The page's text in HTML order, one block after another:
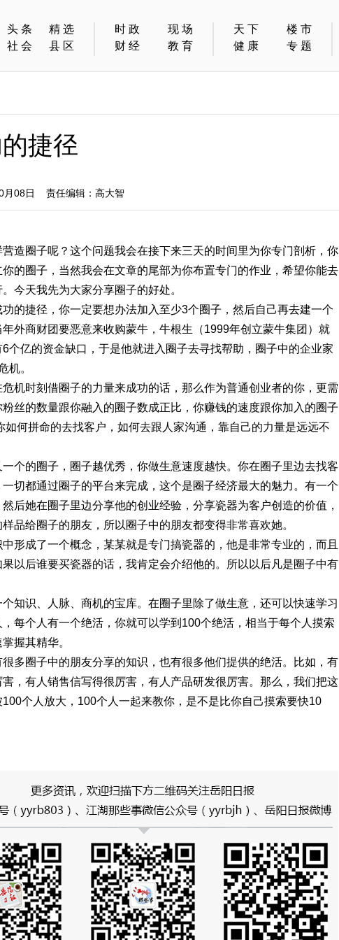
头条
精选
社会
县区
时政
现场
财经
教育
天下
楼市
健康
专题
捷径
08日 责任编辑：高大智
造圈子呢？这个问题我会在接下来三天的时间里为你专门剖析，你
的圈子，当然我会在文章的尾部为你布置专门的作业，希望你能去
今天我先为大家分享圈子的好处。
的捷径，你一定要想办法加入至少3个圈子，然后自己再去建一个
外商财团要恶意来收购蒙牛，牛根生（1999年创立蒙牛集团）就
个亿的资金缺口，于是他就进入圈子去寻找帮助，圈子中的企业家
机。
机时刻借圈子的力量来成功的话，那么作为普通创业者的你，更需
丝的数量跟你融入的圈子数成正比，你赚钱的速度跟你加入的圈子
何拼命的去找客户，如何去跟人家沟通，靠自己的力量是远远不
个的圈子，圈子越优秀，你做生意速度越快。你在圈子里边去找客
切都通过圈子的平台来完成，这个是圈子经济最大的魅力。有一个
后她在圈子里边分享他的创业经验，分享瓷器为客户创造的价值，
品给圈子的朋友，所以圈子中的朋友都变得非常喜欢她。
形成了一个概念，某某就是专门搞瓷器的，他是非常专业的，而且
以后谁要买瓷器的话，我肯定会介绍他的。所以以后凡是圈子中有
知识、人脉、商机的宝库。在圈子里除了做生意，还可以快速学习
每个人有一个绝活，你就可以学到100个绝活，相当于每个人摸索
握其精华。
多圈子中的朋友分享的知识，也有很多他们提供的绝活。比如，有
，有人销售信写得很厉害，有人产品研发很厉害。那么，我们把这
个人放大，100个人一起来教你，是不是比你自己摸索要快10